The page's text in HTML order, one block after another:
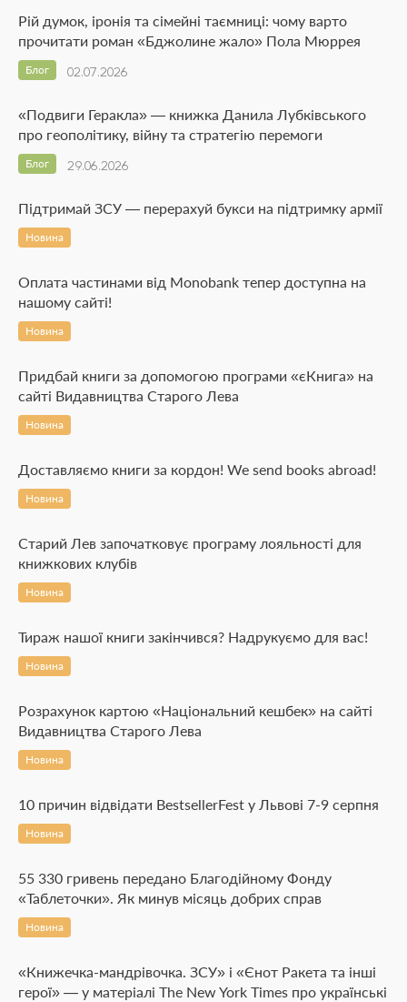
Рій думок, іронія та сімейні таємниці: чому варто
прочитати роман «Бджолине жало» Пола Мюррея
02.07.2026
Блог
«Подвиги Геракла» — книжка Данила Лубківського
про геополітику, війну та стратегію перемоги
29.06.2026
Блог
Підтримай ЗСУ — перерахуй букси на підтримку армії
Новина
Оплата частинами від Monobank тепер доступна на
нашому сайті!
Новина
Придбай книги за допомогою програми «єКнига» на
сайті Видавництва Старого Лева
Новина
Доставляємо книги за кордон! We send books abroad!
Новина
Старий Лев започатковує програму лояльності для
книжкових клубів
Новина
Тираж нашої книги закінчився? Надрукуємо для вас!
Новина
Розрахунок картою «Національний кешбек» на сайті
Видавництва Старого Лева
Новина
10 причин відвідати BestsellerFest у Львові 7-9 серпня
Новина
55 330 гривень передано Благодійному Фонду
«Таблеточки». Як минув місяць добрих справ
Новина
«Книжечка-мандрівочка. ЗСУ» і «Єнот Ракета та інші
герої» — у матеріалі The New York Times про українські